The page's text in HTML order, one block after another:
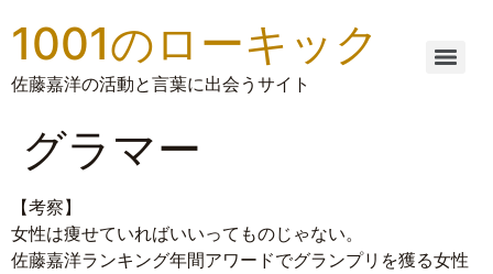
1001のローキック
佐藤嘉洋の活動と言葉に出会うサイト
グラマー
【考察】
女性は痩せていればいいってものじゃない。
佐藤嘉洋ランキング年間アワードでグランプリを獲る女性